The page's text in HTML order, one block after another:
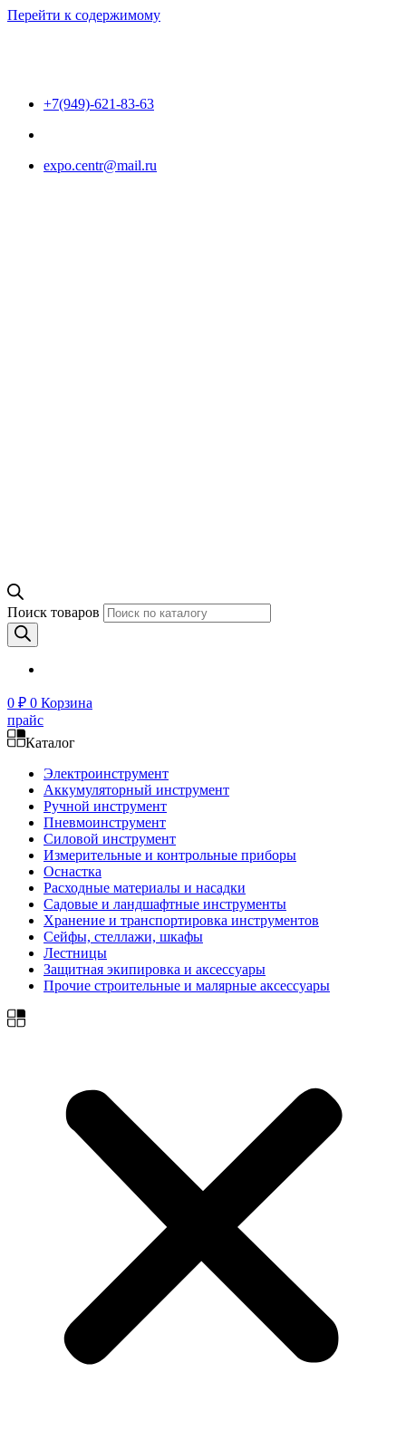
Перейти к содержимому
+7(949)-621-83-63
expo.centr@mail.ru
Поиск товаров
0 ₽ 0 Корзина
прайс
Каталог
Электроинструмент
Аккумуляторный инструмент
Ручной инструмент
Пневмоинструмент
Силовой инструмент
Измерительные и контрольные приборы
Оснастка
Расходные материалы и насадки
Садовые и ландшафтные инструменты
Хранение и транспортировка инструментов
Сейфы, стеллажи, шкафы
Лестницы
Защитная экипировка и аксессуары
Прочие строительные и малярные аксессуары